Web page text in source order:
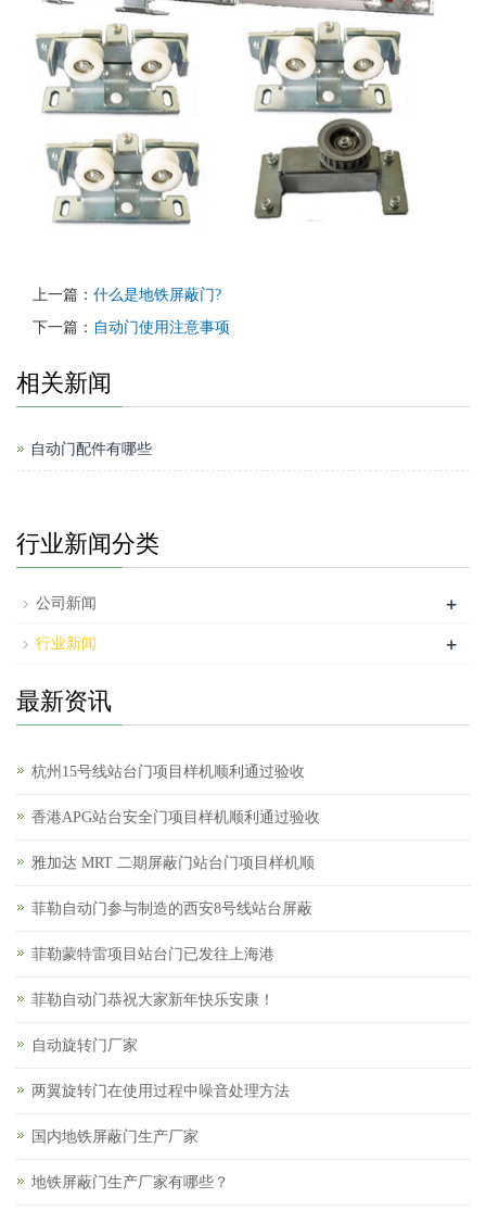
上一篇： 什么是地铁屏蔽门?
下一篇： 自动门使用注意事项
相关新闻
自动门配件有哪些
行业新闻分类
公司新闻 +
行业新闻 +
最新资讯
杭州15号线站台门项目样机顺利通过验收
香港APG站台安全门项目样机顺利通过验收
雅加达 MRT 二期屏蔽门站台门项目样机顺
菲勒自动门参与制造的西安8号线站台屏蔽
菲勒蒙特雷项目站台门已发往上海港
菲勒自动门恭祝大家新年快乐安康！
自动旋转门厂家
两翼旋转门在使用过程中噪音处理方法
国内地铁屏蔽门生产厂家
地铁屏蔽门生产厂家有哪些？